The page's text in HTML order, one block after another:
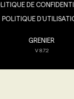
DE
POLITIQUE
GRENIER
V8.7.2